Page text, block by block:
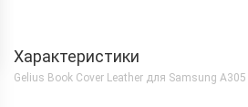
Характеристики
Gelius Book Cover Leather для Samsung